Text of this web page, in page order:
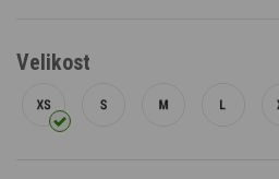
Velikost